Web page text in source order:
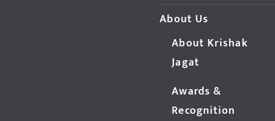
About Us
About Krishak
Jagat
Awards &
Recognition